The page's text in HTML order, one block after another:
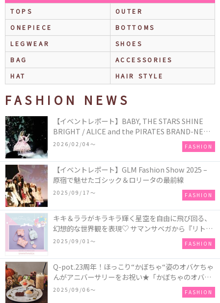
TOPS
OUTER
ONEPIECE
BOTTOMS
LEGWEAR
SHOES
BAG
ACCESSORIES
HAT
HAIR STYLE
FASHION NEWS
【イベントレポート】BABY, THE STARS SHINE
BRIGHT / ALICE and the PIRATES BRAND-NEW
COLLECTION in TOKYO
2026/02/04〜 FASHION
【イベントレポート】GLM Fashion Show 2025 –
原宿で魅せたゴシック＆ロリータの最前線
2025/09/17〜 FASHION
キキ＆ララがキラキラ輝く星空を自由に飛び回る、
幻想的な世界観を表現♡ サマンサベガから『リトル
ツインスターズ』50周年アニバーサリーイヤー』を
2025/09/01〜 FASHION
Q-pot.23周年！ほっこり“かぼちゃ“姿のオバケちゃ
んがアニバーサリーをお祝い★「かぼちゃのオバケ
ーキアクセサリー」が新発売！Q-pot CAFE.では
「かぼちゃのオバケーキプレート」も登場
2025/09/06〜 FASHION